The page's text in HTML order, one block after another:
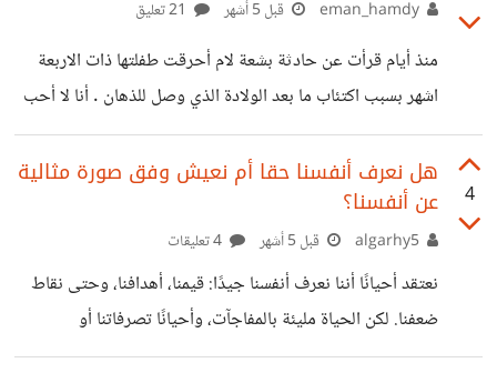
بل استمعوا للسلسلة بأكملها لما فيها من الفائدة والخير العظيم
باذن الله. بدأت المحاضرة بحقيقة صادمة، وهي أن الإنسان لا
قبل 5 أشهر
منذ أيام قرأت عن حادثة بشعة لام أحرقت طفلتها ذات الاربعة
اشهر بسبب اكتئاب ما بعد الولادة الذي وصل للذهان . أنا لا أحب
الحديث عن تفاصيل بشعه ولكن الواقعه مروعه بالفعل وتلك
ليست الحادثة الوحيدة فتلك الأخبار تتكرر بشكل ملحوظ . في
محيطي أيضا رصدت أكثر من حالة ذهان وإكتئاب وهي أمراض
شديدة لا يمكن إخفاءها ، وبحثت علي الإنترنت لأجد محتوي
مرعب كهذا "يعاني أكثر من مليار شخص عالمياً من اضطرابات
نفسية، أبرزها القلق والاكتئاب، حيث يمثلون عائقاً
4
هل نعرف أنفسنا حقا أم نعيش وفق صورة مثالية
عن أنفسنا؟
قبل 5 أشهر
نعتقد أحيانًا أننا نعرف أنفسنا جيدًا: قيمنا، أهدافنا، وحتى نقاط
ضعفنا. لكن الحياة مليئة بالمفاجآت، وأحيانًا تصرفاتنا أو
اختياراتنا تكشف جوانب لم نكن نعلم عنها شيئًا. ربما نكتشف